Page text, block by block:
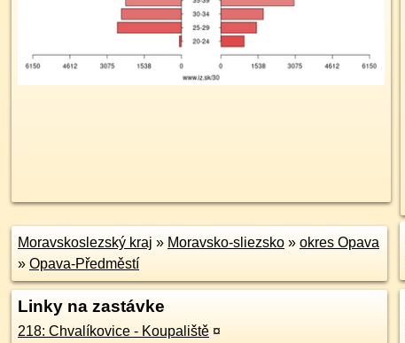
Moravskoslezský kraj » Moravsko-sliezsko » okres Opava
» Opava-Předměstí
Linky na zastávke
218: Chvalíkovice - Koupaliště ¤